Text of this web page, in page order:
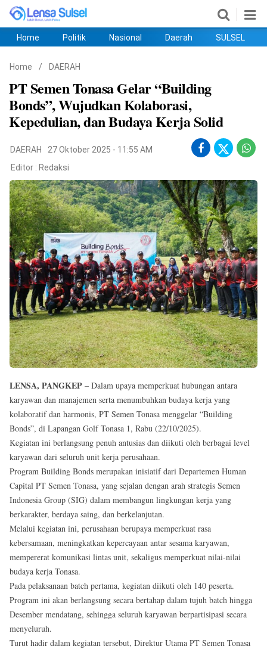
©
Copyright
2026
lensasulsel.com
.
All
Right
Reserved
Home Politik Nasional Daerah SULSEL
Home / DAERAH
PT Semen Tonasa Gelar “Building
Bonds”, Wujudkan Kolaborasi,
Kepedulian, dan Budaya Kerja Solid
DAERAH
27 Oktober 2025 - 11:55 AM
Editor : Redaksi
LENSA, PANGKEP – Dalam upaya memperkuat hubungan antara
karyawan dan manajemen serta menumbuhkan budaya kerja yang
kolaboratif dan harmonis, PT Semen Tonasa menggelar “Building
Bonds”, di Lapangan Golf Tonasa 1, Rabu (22/10/2025).
Kegiatan ini berlangsung penuh antusias dan diikuti oleh berbagai level
karyawan dari seluruh unit kerja perusahaan.
Program Building Bonds merupakan inisiatif dari Departemen Human
Capital PT Semen Tonasa, yang sejalan dengan arah strategis Semen
Indonesia Group (SIG) dalam membangun lingkungan kerja yang
berkarakter, berdaya saing, dan berkelanjutan.
Melalui kegiatan ini, perusahaan berupaya memperkuat rasa
kebersamaan, meningkatkan kepercayaan antar sesama karyawan,
mempererat komunikasi lintas unit, sekaligus memperkuat nilai-nilai
budaya kerja Tonasa.
Pada pelaksanaan batch pertama, kegiatan diikuti oleh 140 peserta.
Program ini akan berlangsung secara bertahap dalam tujuh batch hingga
Desember mendatang, sehingga seluruh karyawan berpartisipasi secara
menyeluruh.
Turut hadir dalam kegiatan tersebut, Direktur Utama PT Semen Tonasa